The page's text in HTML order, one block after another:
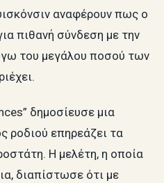
αναφέρουν πως ο
πιθανή σύνδεση με την
του μεγάλου ποσού των
δημοσίευσε μια
ροδιού επηρεάζει τα
Η μελέτη, η οποία
διαπίστωσε ότι με